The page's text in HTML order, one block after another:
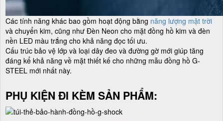
Các tính năng khác bao gồm hoạt động bằng năng lượng mặt trời
và chuyển kim, cũng như Đèn Neon cho mặt đồng hồ kim và đèn
nền LED màu trắng cho khả năng đọc tối ưu.
Cấu trúc bảo vệ lớp và loại dây đeo và đường gờ mới giúp tăng
đáng kể khả năng về mặt thiết kế cho những mẫu đồng hồ G-
STEEL mới nhất này.
PHỤ KIỆN ĐI KÈM SẢN PHẨM: